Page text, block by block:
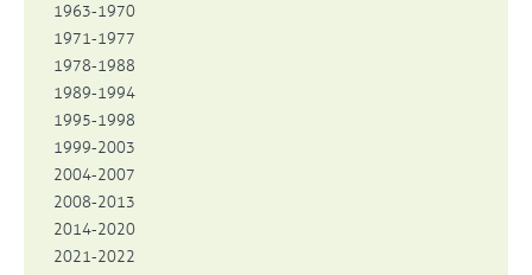
1963-1970
1971-1977
1978-1988
1989-1994
1995-1998
1999-2003
2004-2007
2008-2013
2014-2020
2021-2022